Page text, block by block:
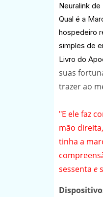
Neuralink
Qual é a
hospedeiro
simples de
Livro do
suas
trazer ao
"E ele faz
mão
tinha a
sessenta e